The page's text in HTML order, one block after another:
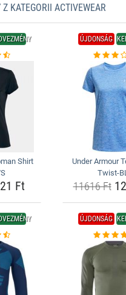
KATEGORII ACTIVEWEAR
Shirt
Ft
ÚJDONSÁG
Under Armour
Twist-
11616 Ft
ÚJDONSÁG